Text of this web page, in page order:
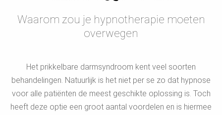
Waarom zou je hypnotherapie moeten
overwegen
Het prikkelbare darmsyndroom kent veel soorten
behandelingen. Natuurlijk is het niet per se zo dat hypnose
voor alle patiënten de meest geschikte oplossing is. Toch
heeft deze optie een groot aantal voordelen en is hiermee